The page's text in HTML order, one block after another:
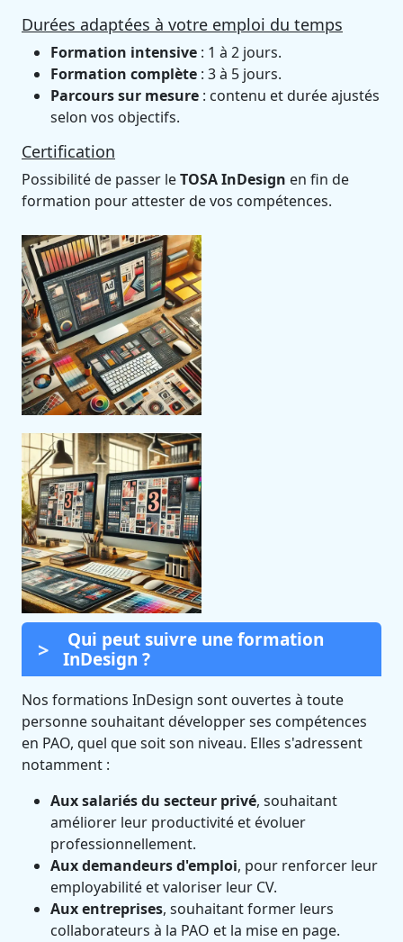
Durées adaptées à votre emploi du temps
Formation intensive : 1 à 2 jours.
Formation complète : 3 à 5 jours.
Parcours sur mesure : contenu et durée ajustés
selon vos objectifs.
Certification
Possibilité de passer leTOSA InDesign en fin de
formation pour attester de vos compétences.
Qui peut suivre une formation
InDesign ?
Nos formations InDesign sont ouvertes à toute
personne souhaitant développer ses compétences
en PAO, quel que soit son niveau. Elles s'adressent
notamment :
Aux salariés du secteur privé, souhaitant
améliorer leur productivité et évoluer
professionnellement.
Aux demandeurs d'emploi, pour renforcer leur
employabilité et valoriser leur CV.
Aux entreprises, souhaitant former leurs
collaborateurs à la PAO et la mise en page.